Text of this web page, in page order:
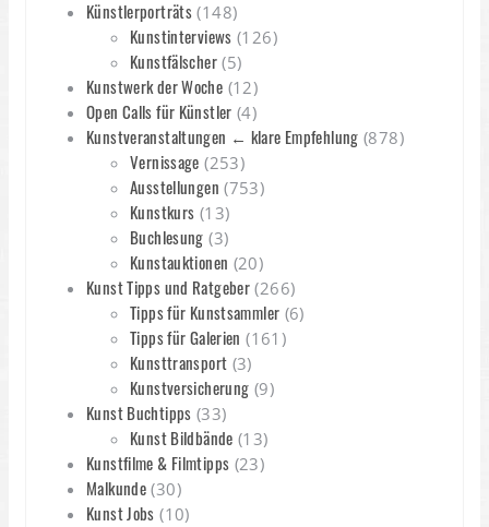
Künstlerporträts (148)
Kunstinterviews (126)
Kunstfälscher(5)
Kunstwerk der Woche (12)
Open Calls für Künstler (4)
Kunstveranstaltungen ← klare Empfehlung (878)
Vernissage (253)
Ausstellungen (753)
Kunstkurs (13)
Buchlesung (3)
Kunstauktionen (20)
Kunst Tipps und Ratgeber (266)
Tipps für Kunstsammler (6)
Tipps für Galerien (161)
Kunsttransport (3)
Kunstversicherung (9)
Kunst Buchtipps (33)
Kunst Bildbände (13)
Kunstfilme & Filmtipps (23)
Malkunde (30)
Kunst Jobs (10)